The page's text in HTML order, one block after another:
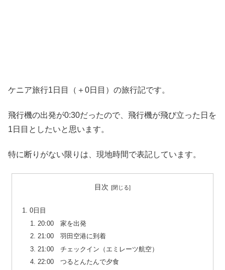
ケニア旅行1日目（＋0日目）の旅行記です。
飛行機の出発が0:30だったので、飛行機が飛び立った日を
1日目としたいと思います。
特に断りがない限りは、現地時間で表記しています。
目次
0日目
20:00 家を出発
21:00 羽田空港に到着
21:00 チェックイン（エミレーツ航空）
22:00 つるとんたんで夕食